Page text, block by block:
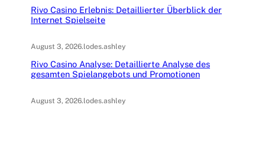
Rivo Casino Erlebnis: Detaillierter Überblick der
Internet Spielseite
August 3, 2026.lodes.ashley
Rivo Casino Analyse: Detaillierte Analyse des
gesamten Spielangebots und Promotionen
August 3, 2026.lodes.ashley